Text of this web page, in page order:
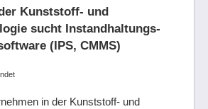
Kunststoff- und
sucht Instandhaltungs-
(IPS, CMMS)
in der Kunststoff- und